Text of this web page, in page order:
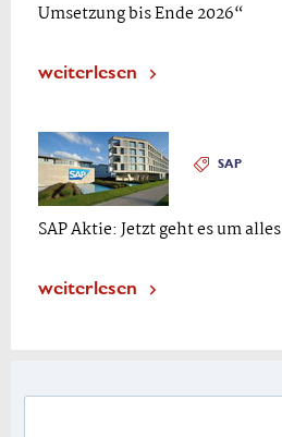
Umsetzung bis Ende 2026“
weiterlesen
SAP
SAP Aktie: Jetzt geht es um alles
weiterlesen